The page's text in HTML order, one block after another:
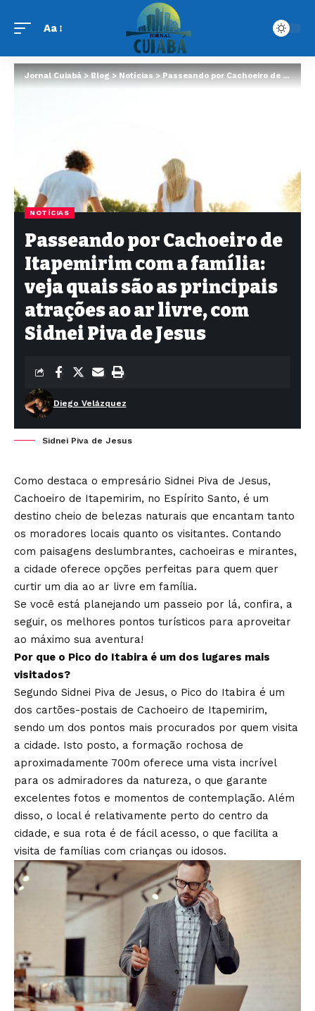
Aa
Jornal Cuiabá>Blog>Notícias>Passeando por Cachoeiro de Itapemirim com a família: veja quais são as principais atrações ao ar livre, com Sidnei Piva de Jesus
NOTÍCIAS
Passeando por Cachoeiro de
Itapemirim com a família:
veja quais são as principais
atrações ao ar livre, com
Sidnei Piva de Jesus
Diego Velázquez
Sidnei Piva de Jesus
Como destaca o empresário Sidnei Piva de Jesus,
Cachoeiro de Itapemirim, no Espírito Santo, é um
destino cheio de belezas naturais que encantam tanto
os moradores locais quanto os visitantes. Contando
com paisagens deslumbrantes, cachoeiras e mirantes,
a cidade oferece opções perfeitas para quem quer
curtir um dia ao ar livre em família.
Se você está planejando um passeio por lá, confira, a
seguir, os melhores pontos turísticos para aproveitar
ao máximo sua aventura!
Por que o Pico do Itabira é um dos lugares mais
visitados?
Segundo Sidnei Piva de Jesus, o Pico do Itabira é um
dos cartões-postais de Cachoeiro de Itapemirim,
sendo um dos pontos mais procurados por quem visita
a cidade. Isto posto, a formação rochosa de
aproximadamente 700m oferece uma vista incrível
para os admiradores da natureza, o que garante
excelentes fotos e momentos de contemplação. Além
disso, o local é relativamente perto do centro da
cidade, e sua rota é de fácil acesso, o que facilita a
visita de famílias com crianças ou idosos.